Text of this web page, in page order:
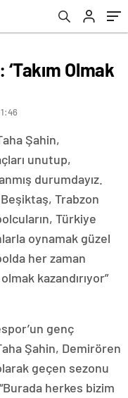
Olmak
Şahin,
unutup,
durumdayız.
Trabzon
Türkiye
oynamak güzel
her zaman
kazandırıyor”
genç
Şahin, Demirören
geçen sezonu
herkes bizim